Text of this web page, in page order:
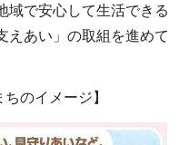
域で安心して生活できる
えあい」の取組を進めて
のイメージ】